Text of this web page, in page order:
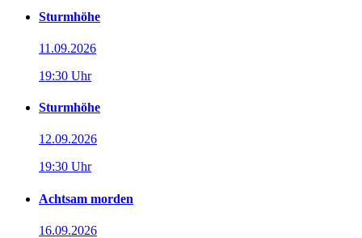
Sturmhöhe
11.09.2026
19:30 Uhr
Sturmhöhe
12.09.2026
19:30 Uhr
Achtsam morden
16.09.2026